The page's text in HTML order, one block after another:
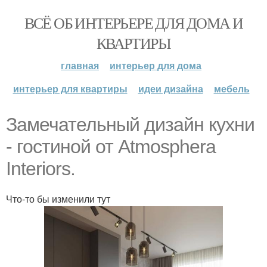
ВСЁ ОБ ИНТЕРЬЕРЕ ДЛЯ ДОМА И
КВАРТИРЫ
главная
интерьер для дома
интерьер для квартиры
идеи дизайна мебель
Замечательный дизайн кухни
- гостиной от Atmosphera
Interiors.
Что-то бы изменили тут